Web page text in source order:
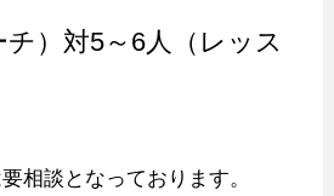
）対5～6人（レッス
相談となっております。